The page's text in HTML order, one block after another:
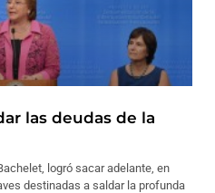
las deudas de la
logró sacar adelante, en
destinadas a saldar la profunda